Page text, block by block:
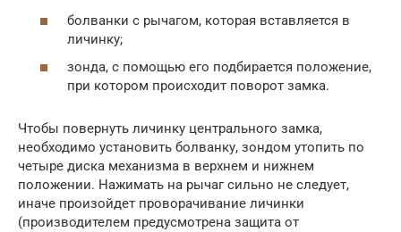
болванки с рычагом, которая вставляется в
личинку;
зонда, с помощью его подбирается положение,
при котором происходит поворот замка.
Чтобы повернуть личинку центрального замка,
необходимо установить болванку, зондом утопить по
четыре диска механизма в верхнем и нижнем
положении. Нажимать на рычаг сильно не следует,
иначе произойдет проворачивание личинки
(производителем предусмотрена защита от